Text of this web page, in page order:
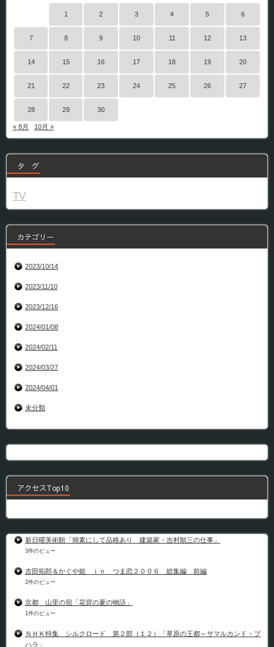
1 2 3 4 5 6
7 8 9 10 11 12 13
14 15 16 17 18 19 20
21 22 23 24 25 26 27
28 29 30
« 8月 10月 »
タ グ
TV
カテゴリー
2023/10/14
2023/11/10
2023/12/16
2024/01/08
2024/02/11
2024/03/27
2024/04/01
未分類
アクセスTop10
新日曜美術館「簡素にして品格あり 建築家・吉村順三の仕事」
3件のビュー
吉田拓郎＆かぐや姫 ｉｎ つま恋２００６ 総集編 前編
2件のビュー
京都 山里の宿「花背の夏の物語」
1件のビュー
ＮＨＫ特集 シルクロード 第２部（１２）「草原の王都～サマルカンド・ブ
ハラ」